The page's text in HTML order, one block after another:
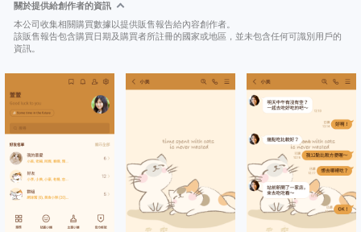
關於提供給創作者的資訊
本公司收集相關購買數據以提供販售報告給內容創作者。
該販售報告包含購買日期及購買者所註冊的國家或地區，並未包含任何可識別用戶的
資訊。